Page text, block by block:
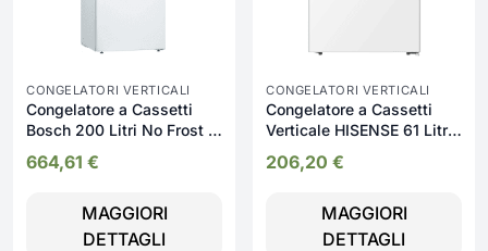
CONGELATORI VERTICALI
Congelatore a Cassetti
Bosch 200 Litri No Frost -
664,61 €
MAGGIORI
DETTAGLI
CONGELATORI VERTICALI
Congelatore a Cassetti
Verticale HISENSE 61 Litri
206,20 €
MAGGIORI
DETTAGLI